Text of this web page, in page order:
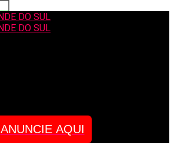
ANUNCIE AQUI